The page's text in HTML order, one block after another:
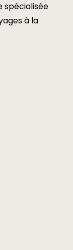
spécialisée
à la